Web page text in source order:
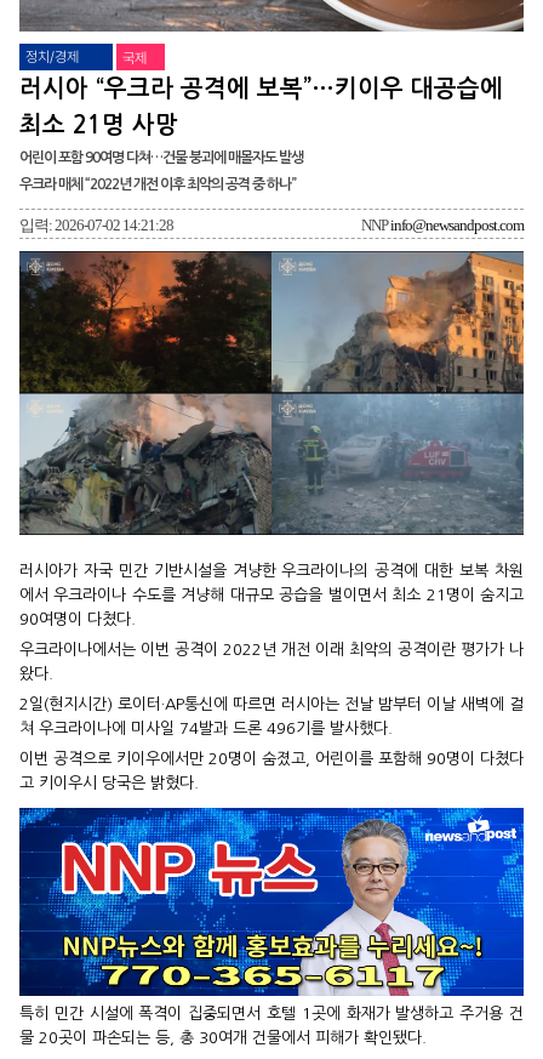
정치/경제 국제
러시아 “우크라 공격에 보복”…키이우 대공습에
최소 21명 사망
어린이 포함 90여명 다쳐…건물 붕괴에 매몰자도 발생
우크라 매체 “2022년 개전 이후 최악의 공격 중 하나”
입력: 2026-07-02 14:21:28 NNPinfo@newsandpost.com
러시아가 자국 민간 기반시설을 겨냥한 우크라이나의 공격에 대한 보복 차원
에서 우크라이나 수도를 겨냥해 대규모 공습을 벌이면서 최소 21명이 숨지고
90여명이 다쳤다.
우크라이나에서는 이번 공격이 2022년 개전 이래 최악의 공격이란 평가가 나
왔다.
2일(현지시간) 로이터·AP통신에 따르면 러시아는 전날 밤부터 이날 새벽에 걸
쳐 우크라이나에 미사일 74발과 드론 496기를 발사했다.
이번 공격으로 키이우에서만 20명이 숨졌고, 어린이를 포함해 90명이 다쳤다
고 키이우시 당국은 밝혔다.
특히 민간 시설에 폭격이 집중되면서 호텔 1곳에 화재가 발생하고 주거용 건
물 20곳이 파손되는 등, 총 30여개 건물에서 피해가 확인됐다.